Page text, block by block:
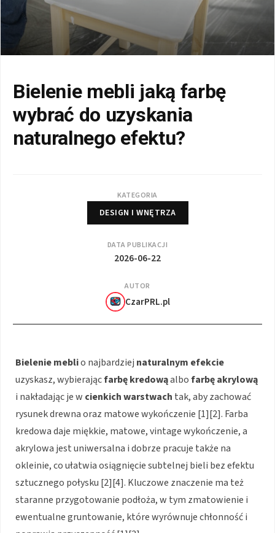
Bielenie mebli jaką farbę
wybrać do uzyskania
naturalnego efektu?
KATEGORIA
DESIGN I WNĘTRZA
DATA PUBLIKACJI
2026-06-22
AUTOR
CzarPRL.pl
Bielenie meblio najbardziej naturalnym efekcie
uzyskasz, wybierającfarbę kredowąalbofarbę akrylową
i nakładając je w cienkich warstwach tak, aby zachować
rysunek drewna oraz matowe wykończenie [1][2]. Farba
kredowa daje miękkie, matowe, vintage wykończenie, a
akrylowa jest uniwersalna i dobrze pracuje także na
okleinie, co ułatwia osiągnięcie subtelnej bieli bez efektu
sztucznego połysku [2][4]. Kluczowe znaczenie ma też
staranne przygotowanie podłoża, w tym zmatowienie i
ewentualne gruntowanie, które wyrównuje chłonność i